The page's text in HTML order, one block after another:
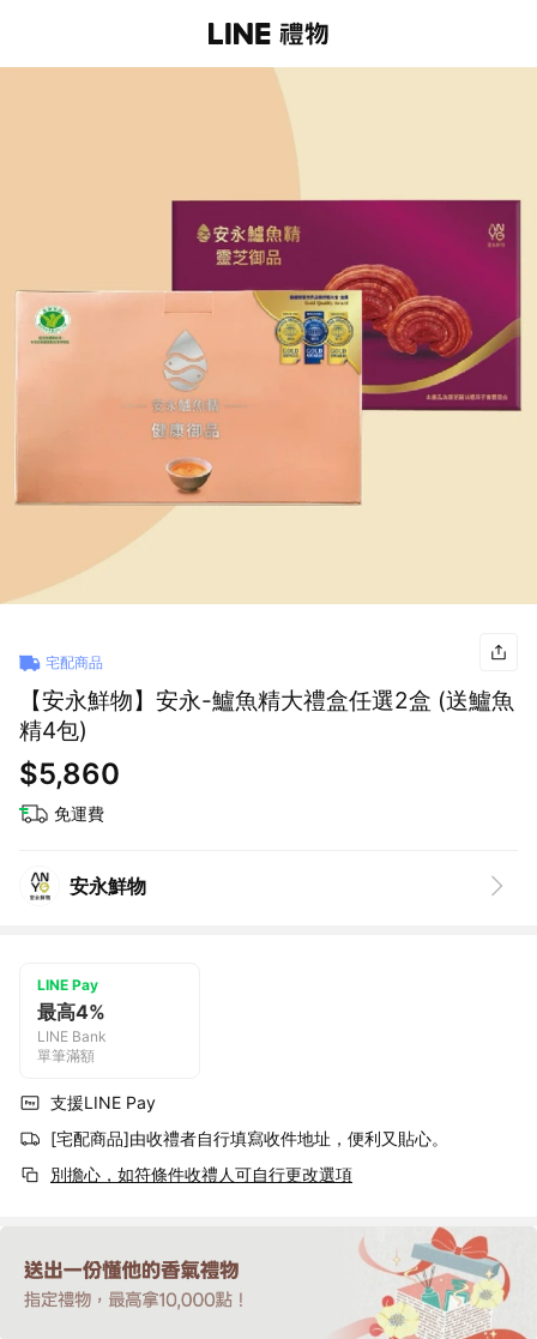
宅配商品
【安永鮮物】安永-鱸魚精大禮盒任選2盒 (送鱸魚
精4包)
$5,860
免運費
安永鮮物
LINE Pay
最高4%
LINE Bank
單筆滿額
支援LINE Pay
[宅配商品]由收禮者自行填寫收件地址，便利又貼心。
別擔心，如符條件收禮人可自行更改選項